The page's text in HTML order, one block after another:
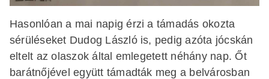
Hasonlóan a mai napig érzi a támadás okozta
sérüléseket Dudog László is, pedig azóta jócskán
eltelt az olaszok által emlegetett néhány nap. Őt
barátnőjével együtt támadták meg a belvárosban